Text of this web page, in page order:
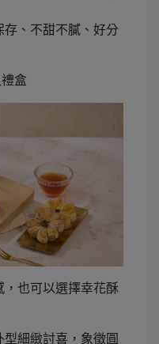
存、不甜不膩、好分
盒
，也可以選擇幸花酥
細緻討喜，象徵圓